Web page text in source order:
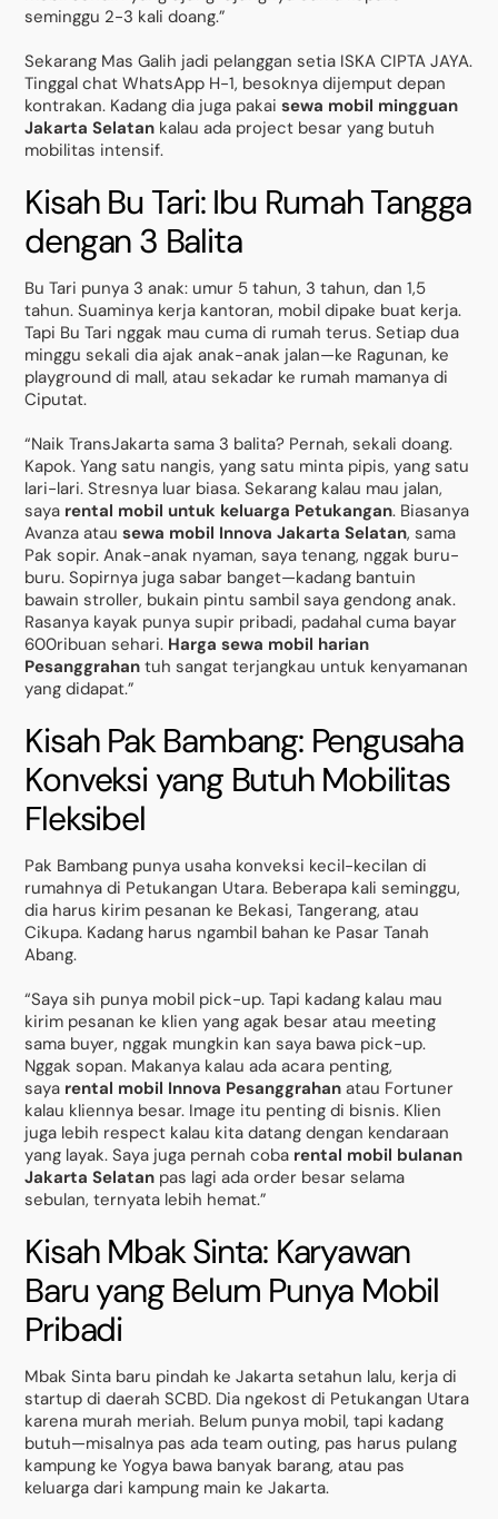
seminggu 2-3 kali doang.”
Sekarang Mas Galih jadi pelanggan setia ISKA CIPTA JAYA.
Tinggal chat WhatsApp H-1, besoknya dijemput depan
kontrakan. Kadang dia juga pakaisewa mobil mingguan
Jakarta Selatan kalau ada project besar yang butuh
mobilitas intensif.
Kisah Bu Tari: Ibu Rumah Tangga
dengan 3 Balita
Bu Tari punya 3 anak: umur 5 tahun, 3 tahun, dan 1,5
tahun. Suaminya kerja kantoran, mobil dipake buat kerja.
Tapi Bu Tari nggak mau cuma di rumah terus. Setiap dua
minggu sekali dia ajak anak-anak jalan—ke Ragunan, ke
playground di mall, atau sekadar ke rumah mamanya di
Ciputat.
“Naik TransJakarta sama 3 balita? Pernah, sekali doang.
Kapok. Yang satu nangis, yang satu minta pipis, yang satu
lari-lari. Stresnya luar biasa. Sekarang kalau mau jalan,
saya rental mobil untuk keluarga Petukangan. Biasanya
Avanza atausewa mobil Innova Jakarta Selatan, sama
Pak sopir. Anak-anak nyaman, saya tenang, nggak buru-
buru. Sopirnya juga sabar banget—kadang bantuin
bawain stroller, bukain pintu sambil saya gendong anak.
Rasanya kayak punya supir pribadi, padahal cuma bayar
600ribuan sehari. Harga sewa mobil harian
Pesanggrahan tuh sangat terjangkau untuk kenyamanan
yang didapat.”
Kisah Pak Bambang: Pengusaha
Konveksi yang Butuh Mobilitas
Fleksibel
Pak Bambang punya usaha konveksi kecil-kecilan di
rumahnya di Petukangan Utara. Beberapa kali seminggu,
dia harus kirim pesanan ke Bekasi, Tangerang, atau
Cikupa. Kadang harus ngambil bahan ke Pasar Tanah
Abang.
“Saya sih punya mobil pick-up. Tapi kadang kalau mau
kirim pesanan ke klien yang agak besar atau meeting
sama buyer, nggak mungkin kan saya bawa pick-up.
Nggak sopan. Makanya kalau ada acara penting,
saya rental mobil Innova Pesanggrahan atau Fortuner
kalau kliennya besar. Image itu penting di bisnis. Klien
juga lebih respect kalau kita datang dengan kendaraan
yang layak. Saya juga pernah coba rental mobil bulanan
Jakarta Selatan pas lagi ada order besar selama
sebulan, ternyata lebih hemat.”
Kisah Mbak Sinta: Karyawan
Baru yang Belum Punya Mobil
Pribadi
Mbak Sinta baru pindah ke Jakarta setahun lalu, kerja di
startup di daerah SCBD. Dia ngekost di Petukangan Utara
karena murah meriah. Belum punya mobil, tapi kadang
butuh—misalnya pas ada team outing, pas harus pulang
kampung ke Yogya bawa banyak barang, atau pas
keluarga dari kampung main ke Jakarta.